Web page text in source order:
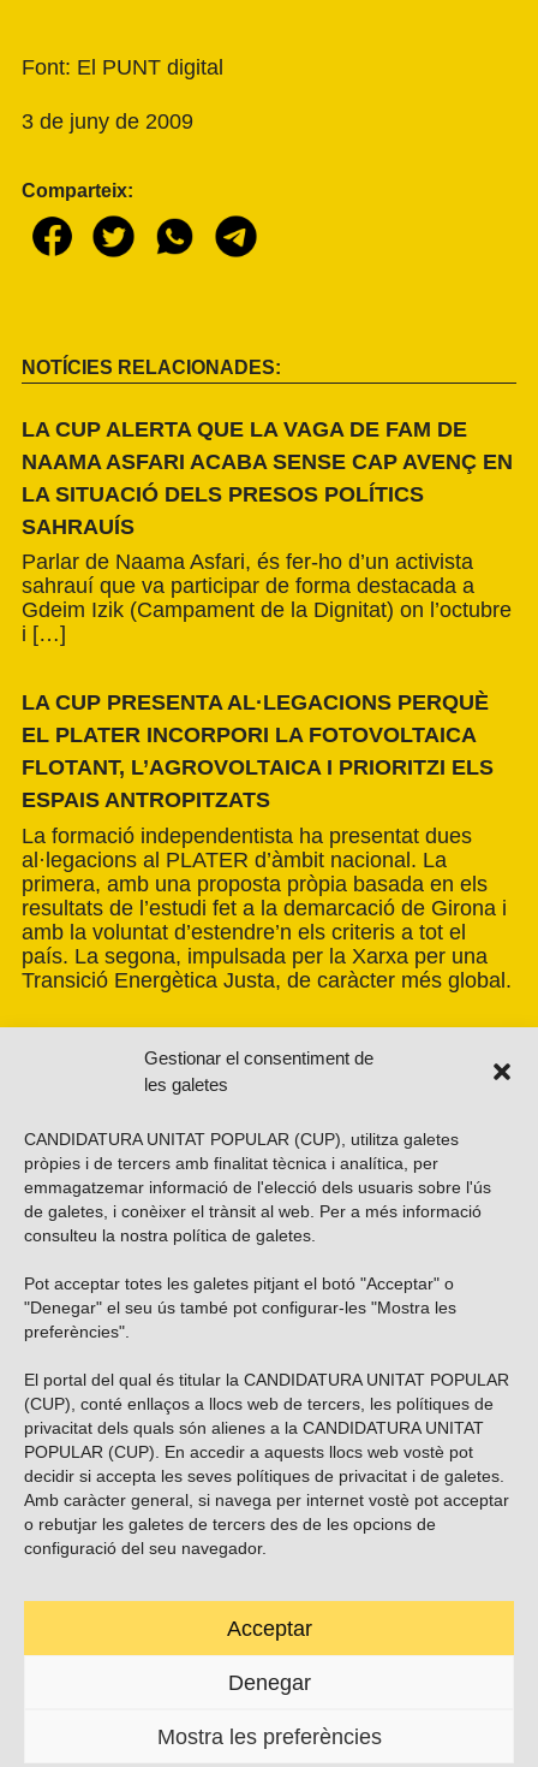
Gestionar el consentiment de
les galetes
CANDIDATURA UNITAT POPULAR (CUP), utilitza galetes
pròpies i de tercers amb finalitat tècnica i analítica, per
emmagatzemar informació de l'elecció dels usuaris sobre l'ús
de galetes, i conèixer el trànsit al web. Per a més informació
consulteu la nostra política de galetes
Pot acceptar totes les galetes pitjant el botó "Acceptar" o
"Denegar" el seu ús també pot configurar-les "Mostra les
preferències".
El portal del qual és titular la CANDIDATURA UNITAT POPULAR
(CUP), conté enllaços a llocs web de tercers, les polítiques de
privacitat dels quals són alienes a la CANDIDATURA UNITAT
POPULAR (CUP). En accedir a aquests llocs web vostè pot
decidir si accepta les seves polítiques de privacitat i de galetes.
Amb caràcter general, si navega per internet vostè pot acceptar
o rebutjar les galetes de tercers des de les opcions de
configuració del seu navegador.
Acceptar
Denegar
Mostra les preferències
Font: El PUNT digital
3 de juny de 2009
Comparteix:
NOTÍCIES RELACIONADES:
LA CUP ALERTA QUE LA VAGA DE FAM DE
NAAMA ASFARI ACABA SENSE CAP AVENÇ EN
LA SITUACIÓ DELS PRESOS POLÍTICS
SAHRAUÍS
Parlar de Naama Asfari, és fer-ho d’un activista
sahrauí que va participar de forma destacada a
Gdeim Izik (Campament de la Dignitat) on l’octubre
i […]
LA CUP PRESENTA AL·LEGACIONS PERQUÈ
EL PLATER INCORPORI LA FOTOVOLTAICA
FLOTANT, L’AGROVOLTAICA I PRIORITZI ELS
ESPAIS ANTROPITZATS
La formació independentista ha presentat dues
al·legacions al PLATER d’àmbit nacional. La
primera, amb una proposta pròpia basada en els
resultats de l’estudi fet a la demarcació de Girona i
amb la voluntat d’estendre’n els criteris a tot el
país. La segona, impulsada per la Xarxa per una
Transició Energètica Justa, de caràcter més global.
Vols subscriure’t al nostre butlletí?
ENVIAR
Troba’ns a les xarxes socials
Carrer Casp 180 (baixos), Barcelona.
contacte@cup.cat